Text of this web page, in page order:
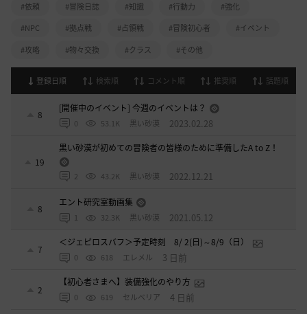
#依頼
#冒険日誌 #知識 #行動力
#強化
#NPC
#拠点戦 #占領戦 #冒険初心者
#イベント
#攻略
#物々交換 #クラス #その他
登録日順 検索順 コメント順 推奨順 話題順
8
[開催中のイベント] 今週のイベントは？
0 53.1K 黒い砂漠 2023.02.28
19
黒い砂漠が初めての冒険者の皆様のために準備したA to Z！
2 43.2K 黒い砂漠 2022.12.21
8
エント研究室動画集
1 32.3K 黒い砂漠 2021.05.12
7
＜ジェピロスバフ＞予定時刻 8/ 2(日)～8/9（日）
0 618 エレメル 3 日前
2
【初心者さまへ】装備強化のやり方
0 619 セルベリア 4 日前